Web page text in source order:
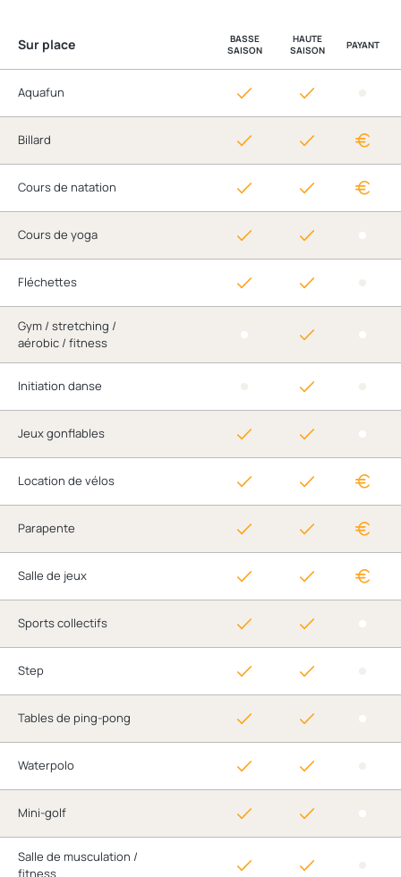
Sur place
BASSE
SAISON
HAUTE
SAISON
PAYANT
Aquafun
Billard
Cours de natation
Cours de yoga
Fléchettes
Gym / stretching /
aérobic / fitness
Initiation danse
Jeux gonflables
Location de vélos
Parapente
Salle de jeux
Sports collectifs
Step
Tables de ping-pong
Waterpolo
Mini-golf
Salle de musculation /
fitness